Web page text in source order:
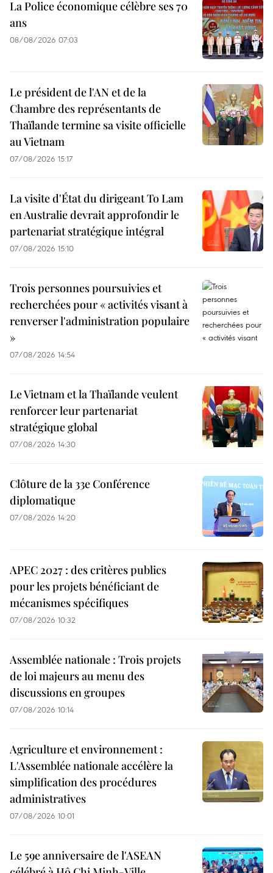
La Police économique célèbre ses 70
ans
08/08/2026 07:03
Le président de l'AN et de la
Chambre des représentants de
Thaïlande termine sa visite officielle
au Vietnam
07/08/2026 15:17
La visite d'État du dirigeant To Lam
en Australie devrait approfondir le
partenariat stratégique intégral
07/08/2026 15:10
Trois personnes poursuivies et
recherchées pour « activités visant à
renverser l'administration populaire
»
07/08/2026 14:54
Le Vietnam et la Thaïlande veulent
renforcer leur partenariat
stratégique global
07/08/2026 14:30
Clôture de la 33e Conférence
diplomatique
07/08/2026 14:20
APEC 2027 : des critères publics
pour les projets bénéficiant de
mécanismes spécifiques
07/08/2026 10:32
Assemblée nationale : Trois projets
de loi majeurs au menu des
discussions en groupes
07/08/2026 10:14
Agriculture et environnement :
L'Assemblée nationale accélère la
simplification des procédures
administratives
07/08/2026 10:01
Le 59e anniversaire de l'ASEAN